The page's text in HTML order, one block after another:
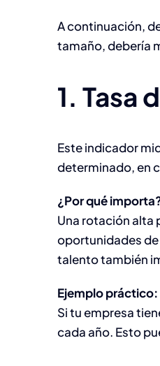
A continuación,
tamaño, debería
1. Tasa
Este indicador
determinado, en
¿Por qué
Una rotación alta
oportunidades
talento también
Ejemplo práctico:
Si tu empresa
cada año. Esto